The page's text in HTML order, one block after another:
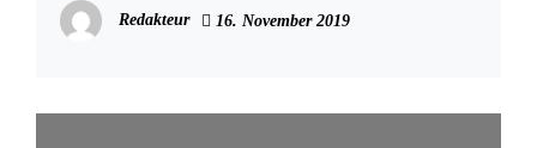
Redakteur 16. November 2019